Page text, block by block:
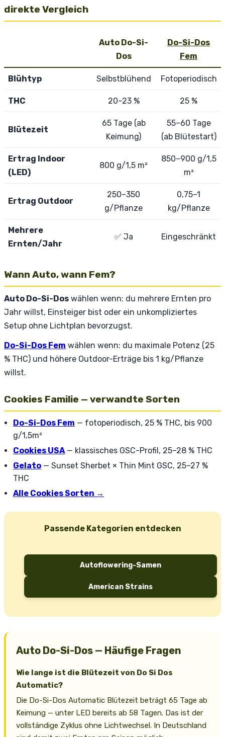
direkte Vergleich
Auto Do-Si-
Dos
Do-Si-Dos
Fem
Blühtyp Selbstblühend Fotoperiodisch
THC 20–23 % 25 %
Blütezeit
65 Tage (ab
Keimung)
55–60 Tage
(ab Blütestart)
Ertrag Indoor
(LED)
800 g/1,5 m²
850–900 g/1,5
m²
Ertrag Outdoor
250–350
g/Pflanze
0,75–1
kg/Pflanze
Mehrere
Ernten/Jahr
✅ Ja Eingeschränkt
Wann Auto, wann Fem?
Auto Do-Si-Dos wählen wenn: du mehrere Ernten pro
Jahr willst, Einsteiger bist oder ein unkompliziertes
Setup ohne Lichtplan bevorzugst.
Do-Si-Dos Fem wählen wenn: du maximale Potenz (25
% THC) und höhere Outdoor-Erträge bis 1 kg/Pflanze
willst.
Cookies Familie — verwandte Sorten
Do-Si-Dos Fem — fotoperiodisch, 25 % THC, bis 900
g/1,5m²
Cookies USA— klassisches GSC-Profil, 25–28 % THC
Gelato — Sunset Sherbet × Thin Mint GSC, 25–27 %
THC
Alle Cookies Sorten →
Passende Kategorien entdecken
Autoflowering-Samen
American Strains
Auto Do-Si-Dos — Häufige Fragen
Wie lange ist die Blütezeit von Do Si Dos
Automatic?
Die Do-Si-Dos Automatic Blütezeit beträgt 65 Tage ab
Keimung — unter LED bereits ab 58 Tagen. Das ist der
vollständige Zyklus ohne Lichtwechsel. In Deutschland